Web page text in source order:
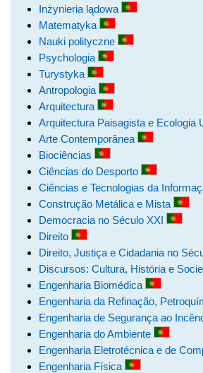
Inżynieria lądowa
Matematyka
Nauki polityczne
Psychologia
Turystyka
Antropologia
Arquitectura
Arquitectura Paisagista e Ecologia
Arte Contemporânea
Biociências
Ciências do Desporto
Ciências e Tecnologias da
Construção Metálica e Mista
Democracia no Século XXI
Direito
Direito, Justiça e Cidadania no
Discursos: Cultura, História e
Engenharia Biomédica
Engenharia da Refinação,
Engenharia de Segurança ao
Engenharia do Ambiente
Engenharia Eletrotécnica e de
Engenharia Física